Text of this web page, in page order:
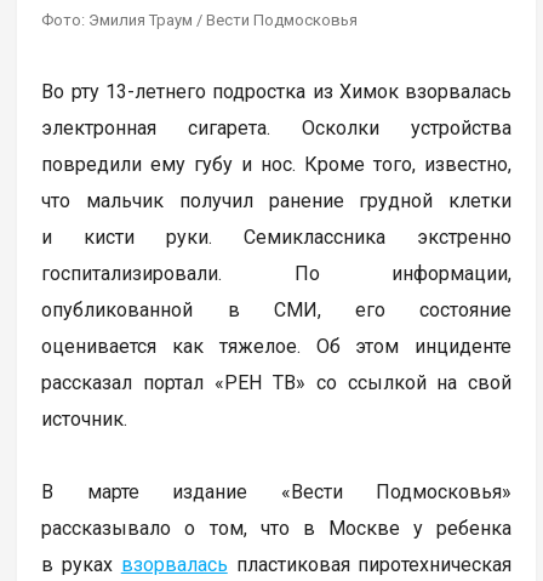
Фото: Эмилия Траум / Вести Подмосковья
Во рту 13-летнего подростка из Химок взорвалась
электронная сигарета. Осколки устройства
повредили ему губу и нос. Кроме того, известно,
что мальчик получил ранение грудной клетки
и кисти руки. Семиклассника экстренно
госпитализировали. По информации,
опубликованной в СМИ, его состояние
оценивается как тяжелое. Об этом инциденте
рассказал портал «РЕН ТВ» со ссылкой на свой
источник.
В марте издание «Вести Подмосковья»
рассказывало о том, что в Москве у ребенка
в руках взорвалась пластиковая пиротехническая